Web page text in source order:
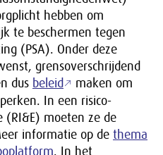
hebben om
te beschermen tegen
(PSA). Onder deze
grensoverschrijdend
dus beleid
maken om
In een risico-
moeten ze de
informatie op de thema
. In het